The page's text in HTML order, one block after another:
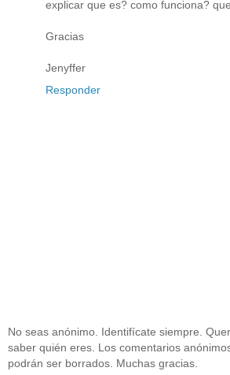
explicar que es? como funciona?
Gracias
Jenyffer
Responder
No seas anónimo. Identifícate siempre.
saber quién eres. Los comentarios
podrán ser borrados. Muchas gracias.